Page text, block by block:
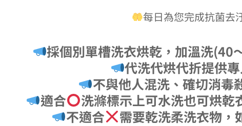
每日為您完成抗菌去
採個別單槽洗衣烘乾，加溫洗(40
代洗代烘代折提供
不與他人混洗、確切消毒
適合
洗滌標示上可水洗也可烘乾
不適合
需要乾洗柔洗衣物，